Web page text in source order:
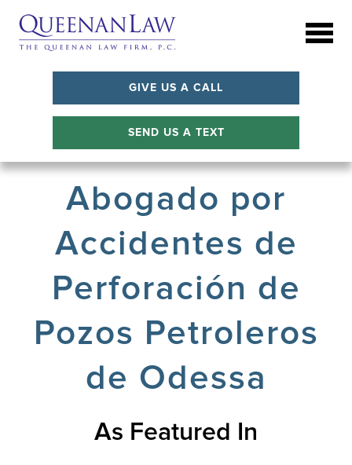
GIVE US A CALL
SEND US A TEXT
Abogado por
Accidentes de
Perforación de
Pozos Petroleros
de Odessa
As Featured In